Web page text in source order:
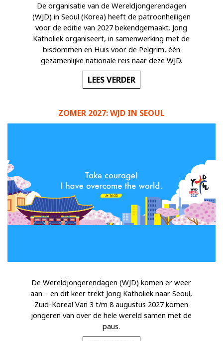
De organisatie van de Wereldjongerendagen
(WJD) in Seoul (Korea) heeft de patroonheiligen
voor de editie van 2027 bekendgemaakt. Jong
Katholiek organiseert, in samenwerking met de
bisdommen en Huis voor de Pelgrim, één
gezamenlijke nationale reis naar deze WJD.
LEES VERDER
ZOMER 2027: WJD IN SEOUL
De Wereldjongerendagen (WJD) komen er weer
aan – en dit keer trekt Jong Katholiek naar Seoul,
Zuid-Korea! Van 3 t/m 8 augustus 2027 komen
jongeren van over de hele wereld samen met de
paus.